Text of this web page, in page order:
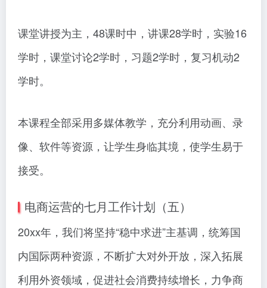
课堂讲授为主，48课时中，讲课28学时，实验16
学时，课堂讨论2学时，习题2学时，复习机动2
学时。
本课程全部采用多媒体教学，充分利用动画、录
像、软件等资源，让学生身临其境，使学生易于
接受。
电商运营的七月工作计划（五）
20xx年，我们将坚持“稳中求进”主基调，统筹国
内国际两种资源，不断扩大对外开放，深入拓展
利用外资领域，促进社会消费持续增长，力争商